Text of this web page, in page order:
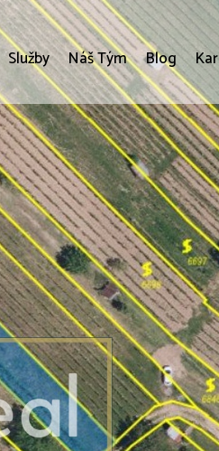
Služby Náš Tým Blog